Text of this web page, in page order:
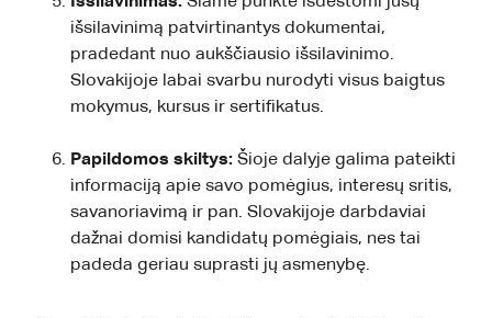
išsilavinimą patvirtinantys dokumentai,
pradedant nuo aukščiausio išsilavinimo.
Slovakijoje labai svarbu nurodyti visus baigtus
mokymus, kursus ir sertifikatus.
Papildomos skiltys: Šioje dalyje galima pateikti
informaciją apie savo pomėgius, interesų sritis,
savanoriavimą ir pan. Slovakijoje darbdaviai
dažnai domisi kandidatų pomėgiais, nes tai
padeda geriau suprasti jų asmenybę.